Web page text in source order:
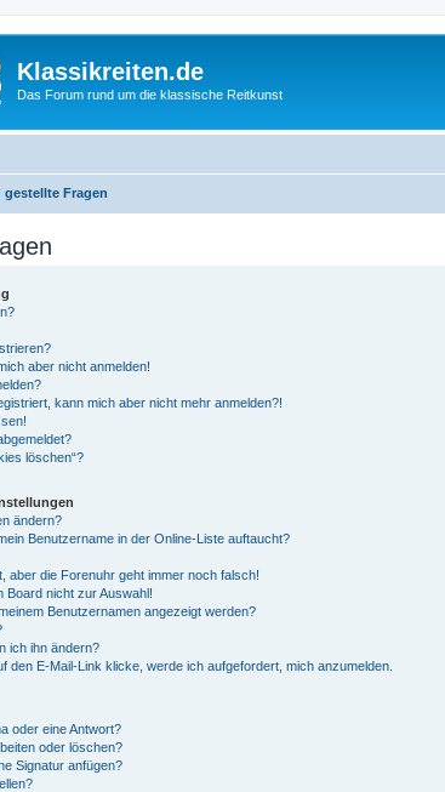
Klassikreiten.de
Das Forum rund um die klassische Reitkunst
gestellte Fragen
aber nicht anmelden!
kann mich aber nicht mehr anmelden?!
löschen“?
ändern?
Benutzername in der Online-Liste auftaucht?
aber die Forenuhr geht immer noch falsch!
Board nicht zur Auswahl!
Benutzernamen angezeigt werden?
ich ihn ändern?
den E-Mail-Link klicke, werde ich aufgefordert, mich anzumelden.
oder eine Antwort?
oder löschen?
Signatur anfügen?